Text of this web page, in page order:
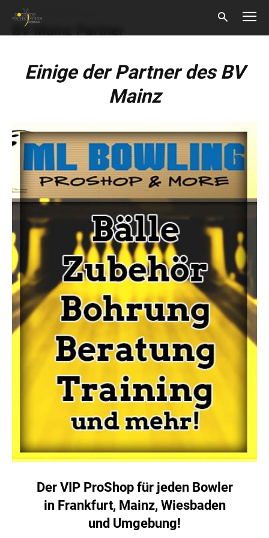
Start
BV Mainz Partner
Einige der Partner des BV
Mainz
Der VIP ProShop für jeden Bowler
in Frankfurt, Mainz, Wiesbaden
und Umgebung!